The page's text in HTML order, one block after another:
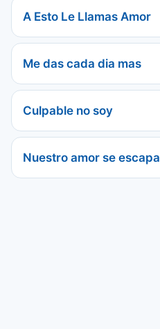
A Esto Le Llamas Amor
Me das cada dia mas
Culpable no soy
Nuestro amor se escapa